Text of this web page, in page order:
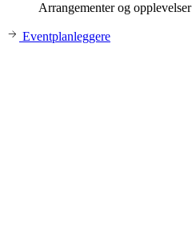
Arrangementer og opplevelser
Eventplanleggere